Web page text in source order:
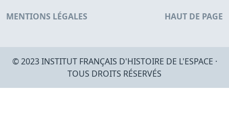
HAUT DE PAGE
MENTIONS LÉGALES
© 2023 INSTITUT FRANÇAIS D'HISTOIRE DE L'ESPACE ·
TOUS DROITS RÉSERVÉS